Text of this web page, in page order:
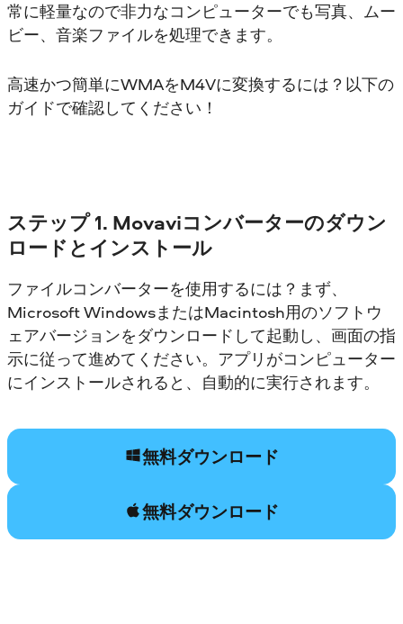
常に軽量なので非力なコンピューターでも写真、ムー
ビー、音楽ファイルを処理できます。
高速かつ簡単にWMAをM4Vに変換するには？以下の
ガイドで確認してください！
ステップ 1. Movaviコンバーターのダウン
ロードとインストール
ファイルコンバーターを使用するには？まず、
Microsoft WindowsまたはMacintosh用のソフトウ
ェアバージョンをダウンロードして起動し、画面の指
示に従って進めてください。アプリがコンピューター
にインストールされると、自動的に実行されます。
無料ダウンロード
無料ダウンロード